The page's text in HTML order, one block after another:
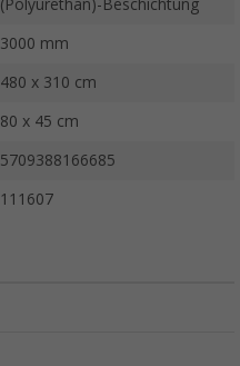
(Polyurethan)-Beschichtung
3000 mm
480 x 310 cm
80 x 45 cm
5709388166685
111607